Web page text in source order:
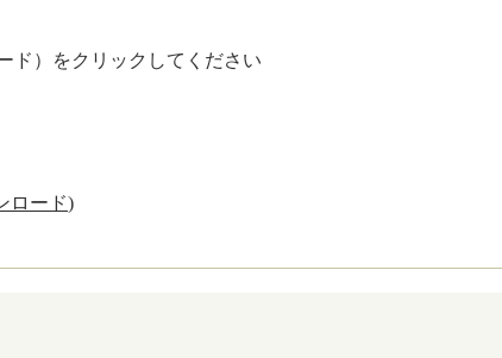
ド）をクリックしてください
ロード)